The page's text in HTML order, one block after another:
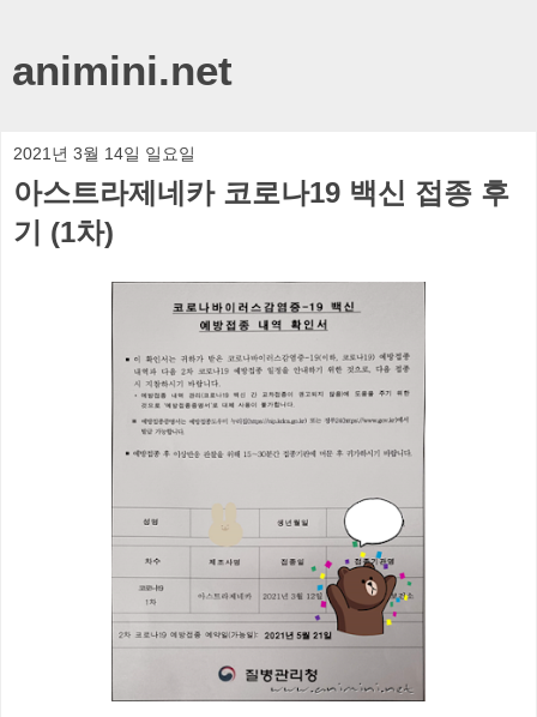
animini.net
2021년 3월 14일 일요일
아스트라제네카 코로나19 백신 접종 후
기 (1차)